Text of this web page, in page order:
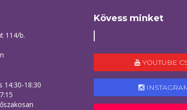
114/b.
14:30-18:30
Kövess minket
YOUTUBE